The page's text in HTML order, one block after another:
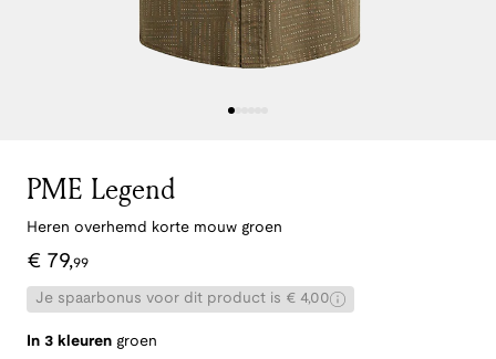
PME Legend
Heren overhemd korte mouw groen
€ 79,99
Je spaarbonus voor dit product is € 4,00
In 3 kleuren groen